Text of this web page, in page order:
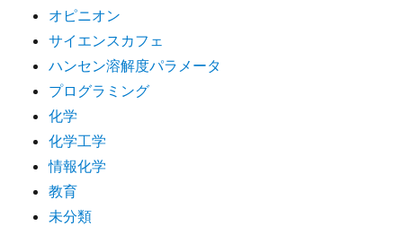
オピニオン
サイエンスカフェ
ハンセン溶解度パラメータ
プログラミング
化学
化学工学
情報化学
教育
未分類